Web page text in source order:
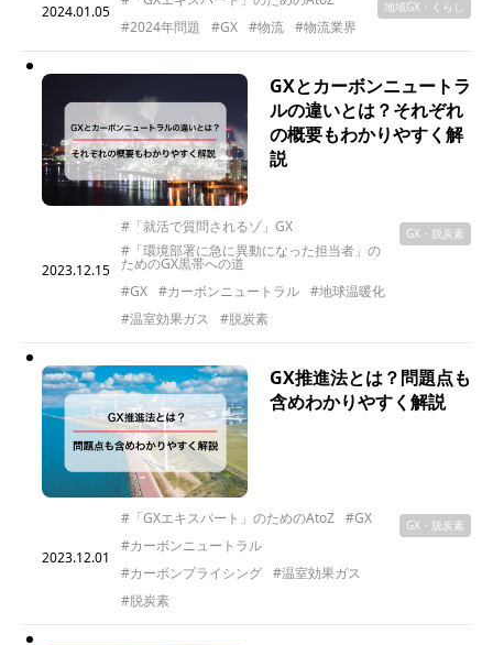
2024.01.05
#2024年問題
#GX #物流 #物流業界
地域GX・くらし
GXとカーボンニュートラ
ルの違いとは？それぞれ
の概要もわかりやすく解
説
2023.12.15
#「就活で質問されるゾ」GX
#「環境部署に急に異動になった担当者」の
ためのGX黒帯への道
#GX
#カーボンニュートラル
#地球温暖化
#温室効果ガス
#脱炭素
GX・脱炭素
GX推進法とは？問題点も
含めわかりやすく解説
2023.12.01
#「GXエキスパート」のためのAtoZ
#GX
#カーボンニュートラル
#カーボンプライシング
#温室効果ガス
#脱炭素
GX・脱炭素